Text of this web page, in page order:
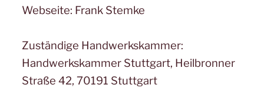
Webseite: Frank Stemke
Zuständige Handwerkskammer:
Handwerkskammer Stuttgart, Heilbronner
Straße 42, 70191 Stuttgart